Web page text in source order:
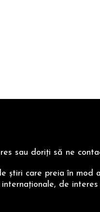
sau doriţi să ne
ştiri care preia în mod
de